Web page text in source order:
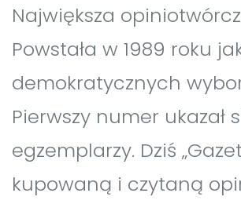
Największa
Powstała w 1989 roku
demokratycznych
Pierwszy numer ukazał
egzemplarzy. Dziś
kupowaną i czytaną